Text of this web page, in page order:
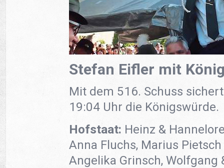
Stefan Eifler mit
Mit dem 516. Schuss
19:04 Uhr die Königswürde.
Hofstaat: Heinz &
Anna Fluchs, Marius
Angelika Grinsch, Wolfgang